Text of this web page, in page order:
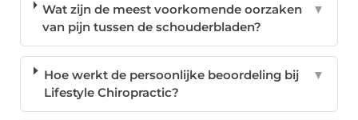
Wat zijn de meest voorkomende oorzaken
van pijn tussen de schouderbladen?
▼
Hoe werkt de persoonlijke beoordeling bij
Lifestyle Chiropractic?
▼